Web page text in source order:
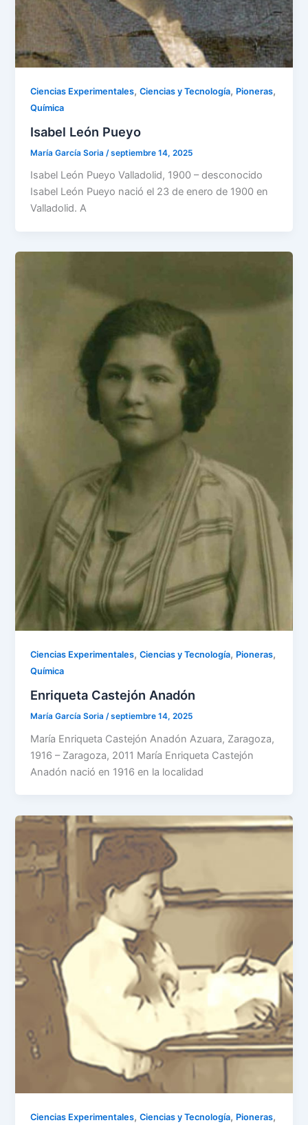
Ciencias Experimentales,Ciencias y Tecnología, Pioneras,
Química
Isabel León Pueyo
María García Soria /septiembre 14, 2025
Isabel León Pueyo Valladolid, 1900 – desconocido
Isabel León Pueyo nació el 23 de enero de 1900 en
Valladolid. A
Ciencias Experimentales,Ciencias y Tecnología, Pioneras,
Química
Enriqueta Castejón Anadón
María García Soria /septiembre 14, 2025
María Enriqueta Castejón Anadón Azuara, Zaragoza,
1916 – Zaragoza, 2011 María Enriqueta Castejón
Anadón nació en 1916 en la localidad
Ciencias Experimentales,Ciencias y Tecnología, Pioneras,